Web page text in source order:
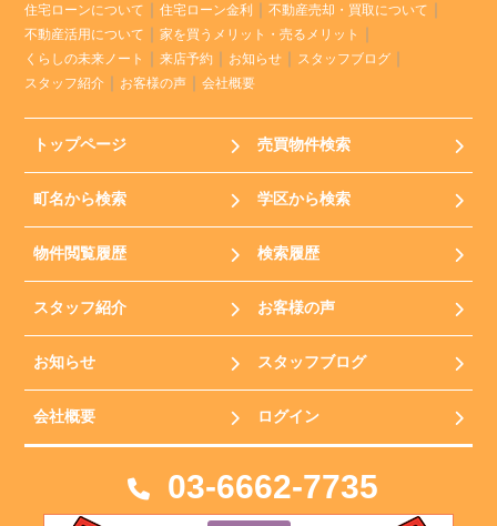
住宅ローンについて 住宅ローン金利
不動産売却・買取について
不動産活用について
家を買うメリット・売るメリット
くらしの未来ノート
来店予約 お知らせ
スタッフブログ
スタッフ紹介
お客様の声 会社概要
トップページ 売買物件検索
町名から検索 学区から検索
物件閲覧履歴 検索履歴
スタッフ紹介 お客様の声
お知らせ スタッフブログ
会社概要 ログイン
03-6662-7735